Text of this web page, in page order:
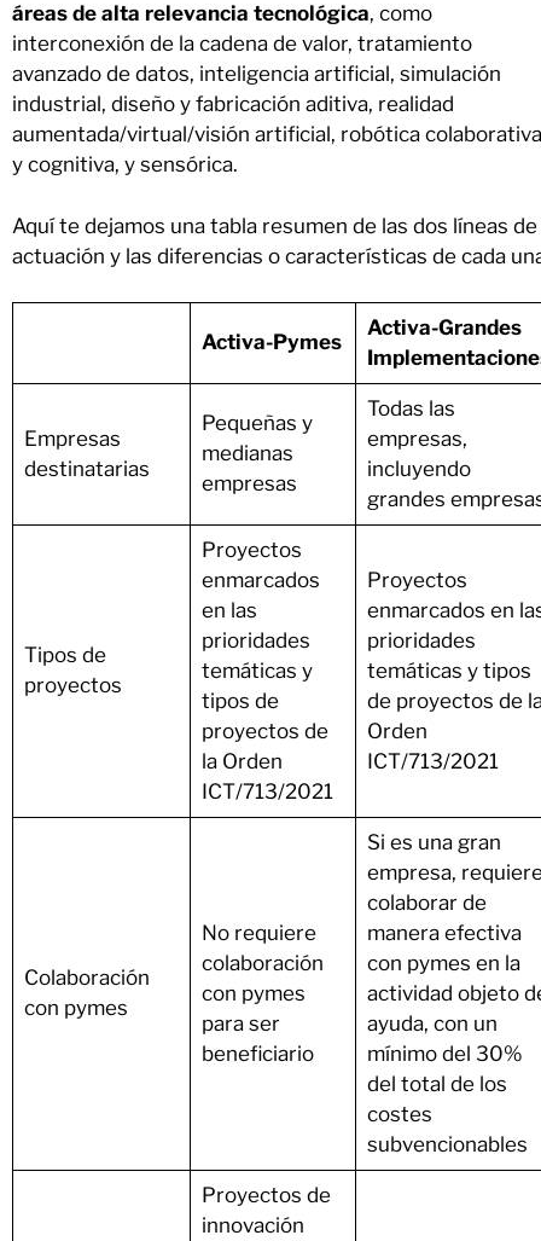
áreas de alta relevancia tecnológica, como
interconexión de la cadena de valor, tratamiento
avanzado de datos, inteligencia artificial, simulación
industrial, diseño y fabricación aditiva, realidad
aumentada/virtual/visión artificial, robótica colaborativa
y cognitiva, y sensórica.
Aquí te dejamos una tabla resumen de las dos líneas de
actuación y las diferencias o características de cada
Activa-Pymes
Activa-Grandes
Empresas
destinatarias
Pequeñas y
medianas
empresas
Todas las
empresas,
incluyendo
grandes
Tipos de
proyectos
Proyectos
enmarcados
en las
prioridades
temáticas y
tipos de
proyectos de
la Orden
ICT/713/2021
Proyectos
enmarcados en
prioridades
temáticas y tipos
de proyectos de
Orden
ICT/713/2021
Colaboración
con pymes
No requiere
colaboración
con pymes
para ser
beneficiario
Si es una gran
empresa,
colaborar de
manera efectiva
con pymes en la
actividad objeto
ayuda, con un
mínimo del 30%
del total de los
costes
subvencionables
Proyectos de
innovación